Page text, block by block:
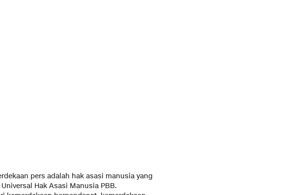
pers adalah hak asasi manusia yang
Hak Asasi Manusia PBB.